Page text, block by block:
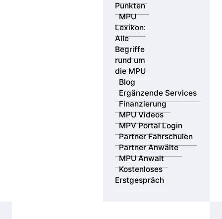
Punkten
MPU
Lexikon:
Alle
Begriffe
rund um
die MPU
Blog
Ergänzende Services
Finanzierung
MPU Videos
MPV Portal Login
Partner Fahrschulen
Partner Anwälte
MPU Anwalt
Kostenloses
Erstgespräch